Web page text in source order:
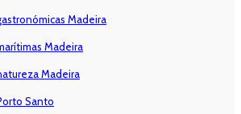
Madeira
Madeira
Madeira
Santo